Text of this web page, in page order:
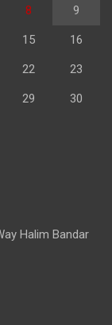
8 9
15 16
22 23
29 30
Halim Bandar